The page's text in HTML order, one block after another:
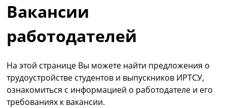
Вакансии
работодателей
На этой странице Вы можете найти предложения о
трудоустройстве студентов и выпускников ИРТСУ,
ознакомиться с информацией о работодателе и его
требованиях к вакансии.